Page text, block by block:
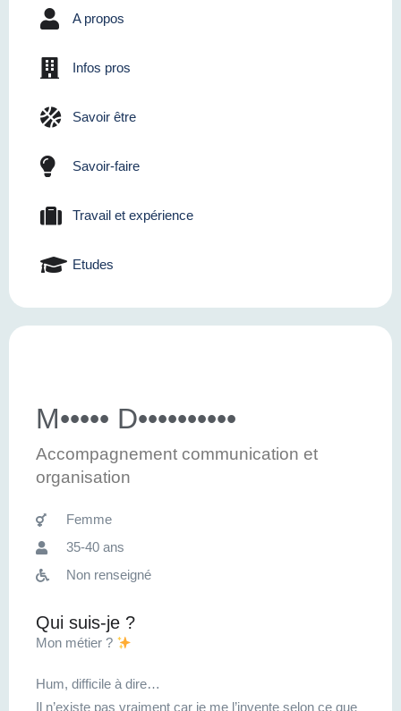
A propos
Infos pros
Savoir être
Savoir-faire
Travail et expérience
Etudes
M••••• D••••••••••
Accompagnement communication et
organisation
Femme
35-40 ans
Non renseigné
Qui suis-je ?
Mon métier ?
Hum, difficile à dire…
Il n’existe pas vraiment car je me l’invente selon ce que